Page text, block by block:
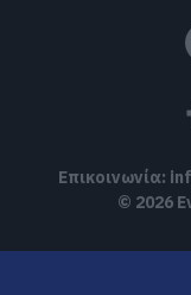
Επικοινωνία:
© 2026